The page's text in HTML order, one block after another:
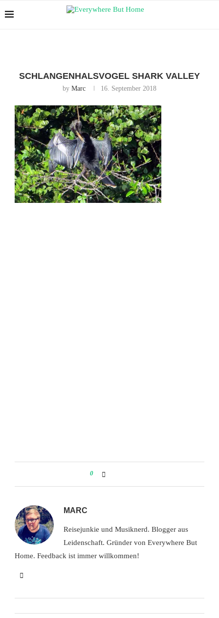
SCHLANGENHALSVOGEL SHARK VALLEY
by Marc 16. September 2018
0
MARC
Reisejunkie und Musiknerd. Blogger aus
Leidenschaft. Gründer von Everywhere But
Home. Feedback ist immer willkommen!